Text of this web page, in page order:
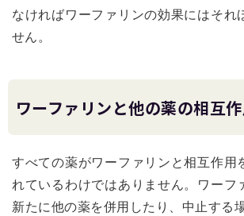
なければワーファリンの効果にはそれ
せん。
ワーファリンと他の薬の相互
すべての薬がワーファリンと相互作用
れているわけではありません。ワーフ
新たに他の薬を併用したり、中止する